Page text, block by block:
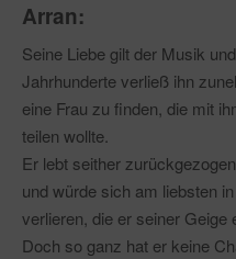
Arran:
Seine Liebe gilt der Musik
Jahrhunderte verließ ihn
eine Frau zu finden, die mit
teilen wollte.
Er lebt seither
und würde sich am liebsten
verlieren, die er seiner Geige
Doch so ganz hat er keine